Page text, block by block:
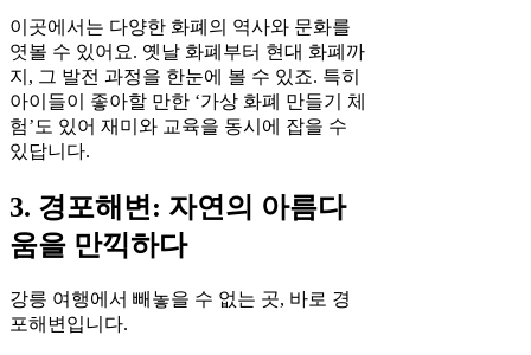
이곳에서는 다양한 화폐의 역사와 문화를
엿볼 수 있어요. 옛날 화폐부터 현대 화폐까
지, 그 발전 과정을 한눈에 볼 수 있죠. 특히
아이들이 좋아할 만한 ‘가상 화폐 만들기 체
험’도 있어 재미와 교육을 동시에 잡을 수
있답니다.
3. 경포해변: 자연의 아름다
움을 만끽하다
강릉 여행에서 빼놓을 수 없는 곳, 바로 경
포해변입니다.